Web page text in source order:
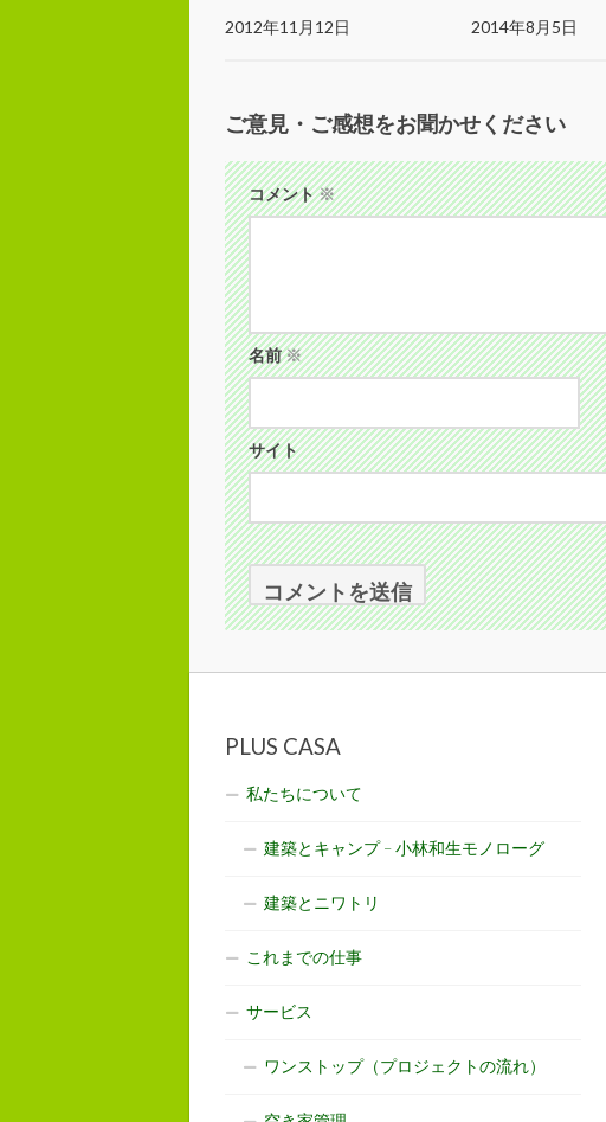
2012年11月12日 2014年8月5日
ご意見・ご感想をお聞かせください
コメント※
名前※
サイト
PLUS CASA
私たちについて
建築とキャンプ – 小林和生モノローグ
建築とニワトリ
これまでの仕事
サービス
ワンストップ（プロジェクトの流れ）